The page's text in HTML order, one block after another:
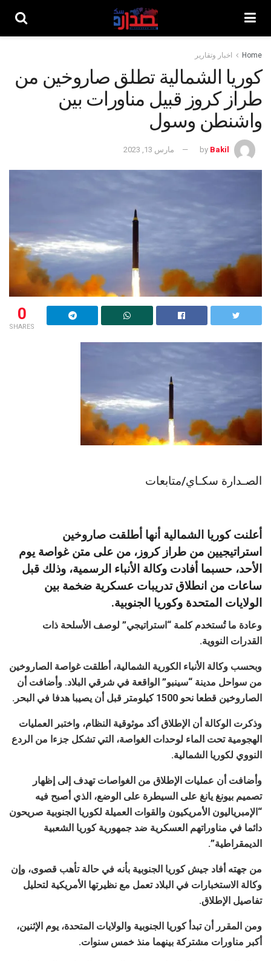
Home اخبار وتقارير
كوريا الشمالية تطلق صاروخين من
طراز كروز قبيل مناورات بين
واشنطن وسول
by Bakil مارس 13, 2023
0
SHARES
الصـدارة سكـاي/متابعات
أعلنت كوريا الشمالية أنها أطلقت صاروخين
استراتيجيين من طراز كروز، من على متن غواصة يوم
الأحد، حسبما أفادت وكالة الأنباء الرسمية، وذلك قبل
ساعات من انطلاق تدريبات عسكرية ضخمة بين
الولايات المتحدة وكوريا الجنوبية.
وعادة ما تُستخدم كلمة “استراتيجي” لوصف الأسلحة ذات
القدرات النووية.
وبحسب وكالة الأنباء الكورية الشمالية، أطلقت غواصة الصاروخين
من سواحل مدينة “سينبو” الواقعة في شرقي البلاد. وأضافت أن
الصاروخين قطعا نحو 1500 كيلومتر قبل أن يصيبا هدفا في البحر.
وذكرت الوكالة أن الإطلاق أكد موثوقية النظام، واختبر العمليات
الهجومية تحت الماء لوحدات الغواصة، التي تشكل جزءا من الردع
النووي لكوريا الشمالية.
وأضافت أن عمليات الإطلاق من الغواصات تهدف إلى إظهار
تصميم بيونغ يانغ على السيطرة على الوضع، الذي أصبح فيه
“الإمبرياليون الأمريكيون والقوات العميلة لكوريا الجنوبية صريحون
دائما في مناوراتهم العسكرية ضد جمهورية كوريا الشعبية
الديمقراطية”.
من جهته أفاد جيش كوريا الجنوبية بأنه في حالة تأهب قصوى، وإن
وكالة الاستخبارات في البلاد تعمل مع نظيرتها الأمريكية لتحليل
تفاصيل الإطلاق.
ومن المقرر أن تبدأ كوريا الجنوبية والولايات المتحدة، يوم الإثنين،
أكبر مناورات مشتركة بينهما منذ خمس سنوات.